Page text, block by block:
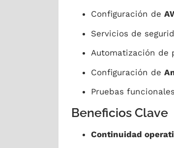
Configuración de
Servicios de
Automatización de
Configuración de
Pruebas
Beneficios Clave
Continuidad